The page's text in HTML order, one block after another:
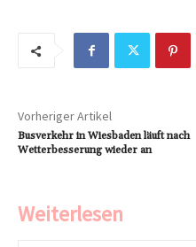
Vorheriger Artikel
Busverkehr in Wiesbaden läuft nach
Wetterbesserung wieder an
Weiterlesen